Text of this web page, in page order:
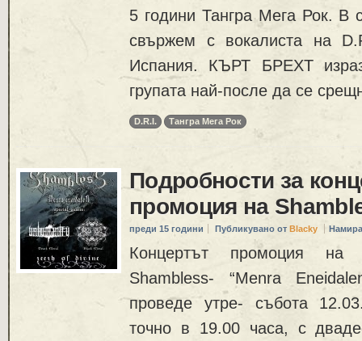
5 години Тангра Мега Рок. В
свържем с вокалиста на
Испания. КЪРТ БРЕХТ
групата най-после да се
D.R.I. Тангра Мега Рок
Подробности за
промоция на
преди 15 години Публикувано от Blacky
Концертът промоция
Shambless- “Menra
проведе утре- събота
точно в 19.00 часа, с